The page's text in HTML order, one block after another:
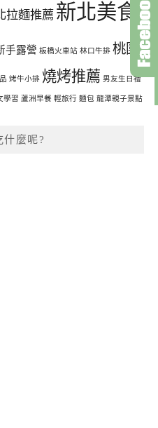
拉麵推薦 新北美食
手露營 板橋火車站 林口牛排 桃園
烤牛小排 燒烤推薦 男友生日禮
學習 蘆洲早餐 輕旅行 麵包 龍潭親子景點
什麼呢?